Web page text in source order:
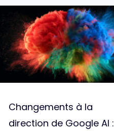
Changements à la
direction de Google AI :